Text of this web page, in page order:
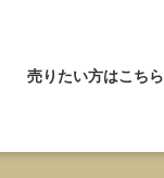
売りたい方はこちら